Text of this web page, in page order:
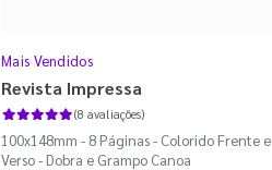
Mais Vendidos
Revista Impressa
(8 avaliações)
100x148mm - 8 Páginas - Colorido Frente e
Verso - Dobra e Grampo Canoa